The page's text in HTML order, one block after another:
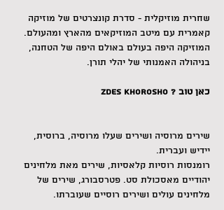
שחרית מוזיקלית - סדרת קונצרטים של מוזיקה
קאמרית עם מיטב המוזיקאים מהארץ ומהעולם.
המוזיקה היפה בעולם באולם היפה של הטחנה,
בניהולה האמנותי של יהלי תורן.
כאן טוב ? Zdes khorosho
שירים מרוסיה ושירים שעלו מרוסיה, ברוסית,
יידיש ועברית.
רומנסות רוסיות קלאסיות, שירים מאת מלחינים
יהודיים מאסכולת סט. פטרסבורג, שירים של
מלחינים עולים ושירים רוסיים שעוברתו.